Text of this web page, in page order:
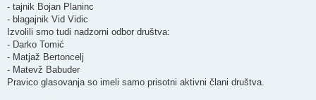
- tajnik Bojan Planinc
- blagajnik Vid Vidic
Izvolili smo tudi nadzorni odbor društva:
- Darko Tomić
- Matjaž Bertoncelj
- Matevž Babuder
Pravico glasovanja so imeli samo prisotni aktivni člani društva.